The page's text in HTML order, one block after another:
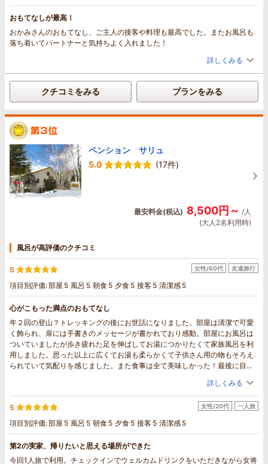
おもてなしが最高！
おかみさんのおもてなし、ご主人の接客や料理も最高でした。またお風呂も
落ち着いてパートナーと気持ちよく入れました！
詳しくみる
クチコミをみる プランをみる
ペンション サリュ
5.0
(17件)
最安料金(税込) 8,500円～ /人
(大人2名利用時)
風呂が高評価のクチコミ
5
項目別評価:部屋 5 風呂 5 朝食 5 夕食 5 接客 5 清潔感 5
女性/60代 友達旅行
心がこもった満点のおもてなし
年２回の登山？トレッキングの後にお世話になりました。部屋は清潔で可愛
く飾られ、扉には手書きのメッセージが書かれており感動。部屋にお風呂は
ついていましたが歩き疲れた足を伸ばしてお湯につかりたくて家族風呂を利
用しました。思った以上に広くてお湯も柔らかくて子供さん用の物もそろえ
られていて気配りを感じました。また食事は全て美味しかった！最後に目の
す。「ペンションは苦手」と言っていた友人が「今までの宿で1番」と（笑）
また他の登山仲間らとも利用したいと言っていたのでその時は宜しくお願い
します（笑）素晴らしい時間をありがとうございました！
詳しくみる
5
項目別評価:部屋 5 風呂 5 朝食 5 夕食 5 接客 5 清潔感 5
女性/20代 一人旅
第2の実家、帰りたいと思える場所ができた
今回1人旅で利用。チェックインでウェルカムドリンクをいただきながら女将